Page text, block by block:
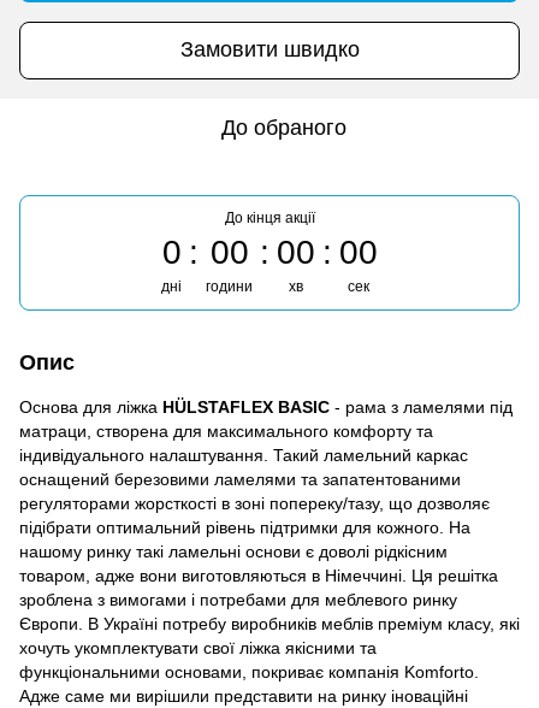
Замовити швидко
До обраного
До кінця акції
0
дні
00
години
00
хв
00
сек
Опис
Основа для ліжка HÜLSTAFLEX BASIC - рама з ламелями під
матраци, створена для максимального комфорту та
індивідуального налаштування. Такий ламельний каркас
оснащений березовими ламелями та запатентованими
регуляторами жорсткості в зоні попереку/тазу, що дозволяє
підібрати оптимальний рівень підтримки для кожного. На
нашому ринку такі ламельні основи є доволі рідкісним
товаром, адже вони виготовляються в Німеччині. Ця решітка
зроблена з вимогами і потребами для меблевого ринку
Європи. В Україні потребу виробників меблів преміум класу, які
хочуть укомплектувати свої ліжка якісними та
функціональними основами, покриває компанія Komforto.
Адже саме ми вирішили представити на ринку іноваційні